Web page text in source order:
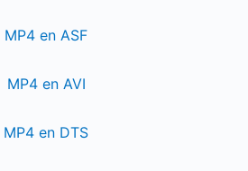
MP4 en ASF
MP4 en AVI
MP4 en DTS